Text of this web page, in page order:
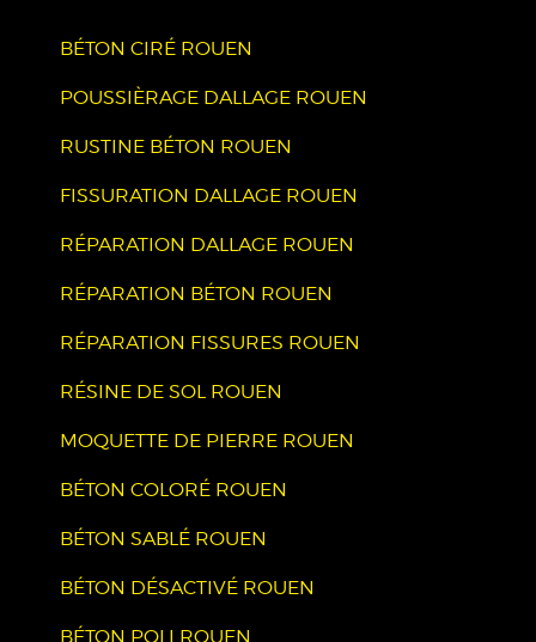
BÉTON CIRÉ ROUEN
POUSSIÈRAGE DALLAGE ROUEN
RUSTINE BÉTON ROUEN
FISSURATION DALLAGE ROUEN
RÉPARATION DALLAGE ROUEN
RÉPARATION BÉTON ROUEN
RÉPARATION FISSURES ROUEN
RÉSINE DE SOL ROUEN
MOQUETTE DE PIERRE ROUEN
BÉTON COLORÉ ROUEN
BÉTON SABLÉ ROUEN
BÉTON DÉSACTIVÉ ROUEN
BÉTON POLI ROUEN